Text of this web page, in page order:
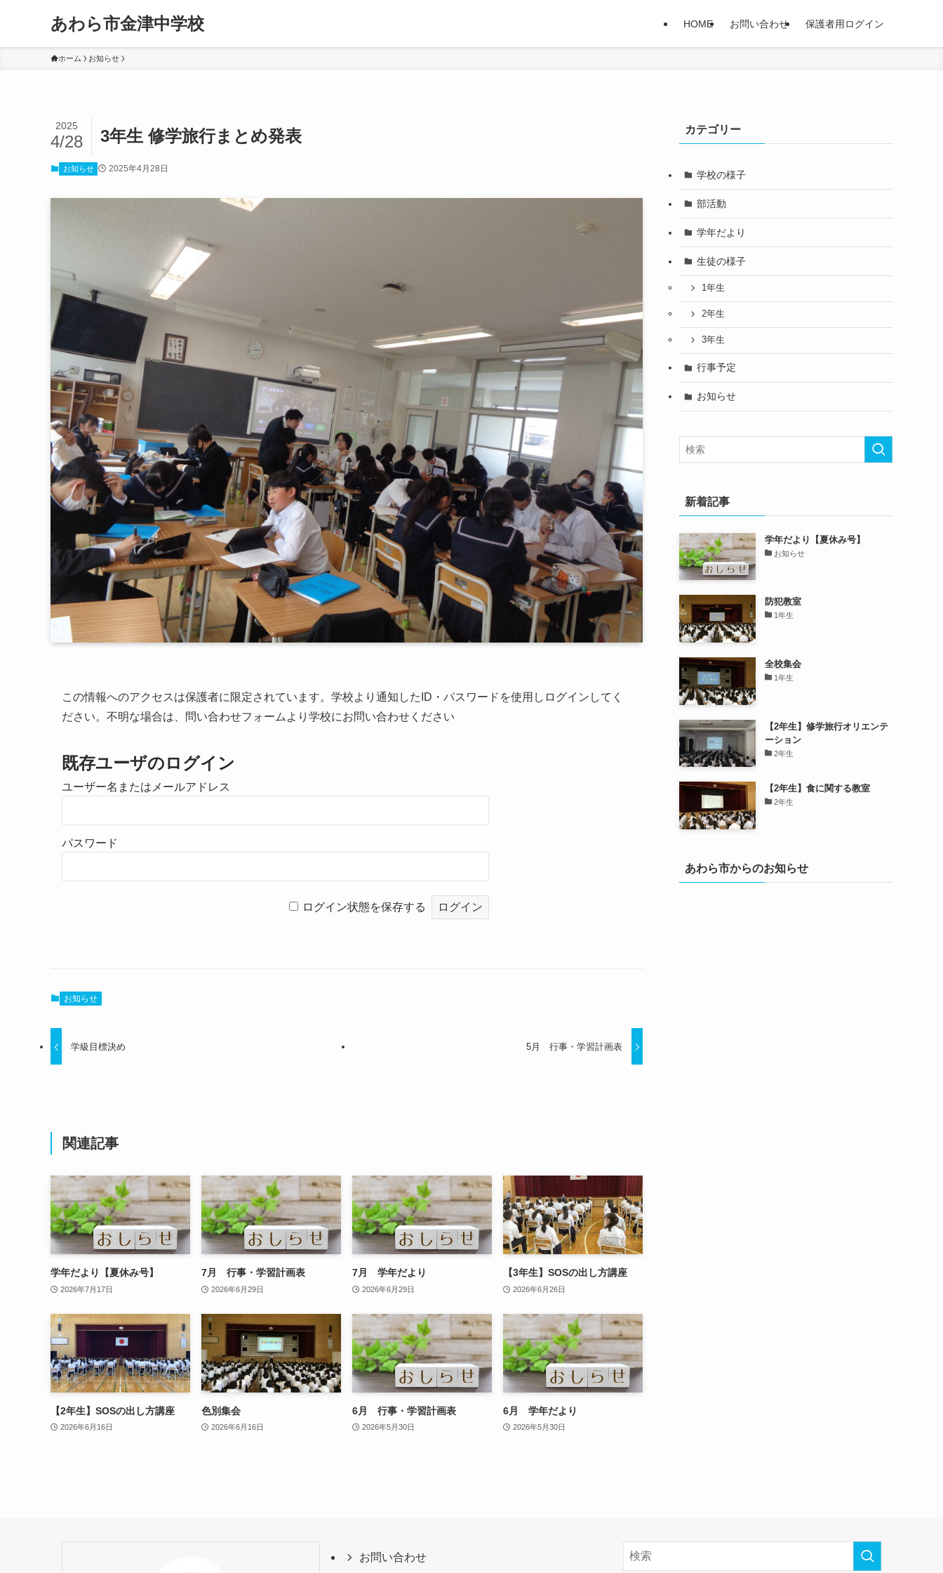
あわら市金津中学校 HOME お問い合わせ 保護者用ログイン
ホーム お知らせ
3年生 修学旅行まとめ発表
2025
4/28
お知らせ 2025年4月28日
この情報へのアクセスは保護者に限定されています。学校より通知したID・パスワードを使用しログインしてく
ださい。不明な場合は、問い合わせフォームより学校にお問い合わせください
既存ユーザのログイン
ユーザー名またはメールアドレス
パスワード
ログイン状態を保存する
お知らせ
学級目標決め 5月 行事・学習計画表
関連記事
学年だより【夏休み号】
2026年7月17日
7月 行事・学習計画表
2026年6月29日
7月 学年だより
2026年6月29日
【3年生】SOSの出し方講座
2026年6月26日
【2年生】SOSの出し方講座
2026年6月16日
色別集会
2026年6月16日
6月 行事・学習計画表
2026年5月30日
6月 学年だより
2026年5月30日
カテゴリー
学校の様子
部活動
学年だより
生徒の様子
1年生
2年生
3年生
行事予定
お知らせ
新着記事
学年だより【夏休み号】
お知らせ
防犯教室
1年生
全校集会
1年生
【2年生】修学旅行オリエンテ
ーション
2年生
【2年生】食に関する教室
2年生
あわら市からのお知らせ
お問い合わせ